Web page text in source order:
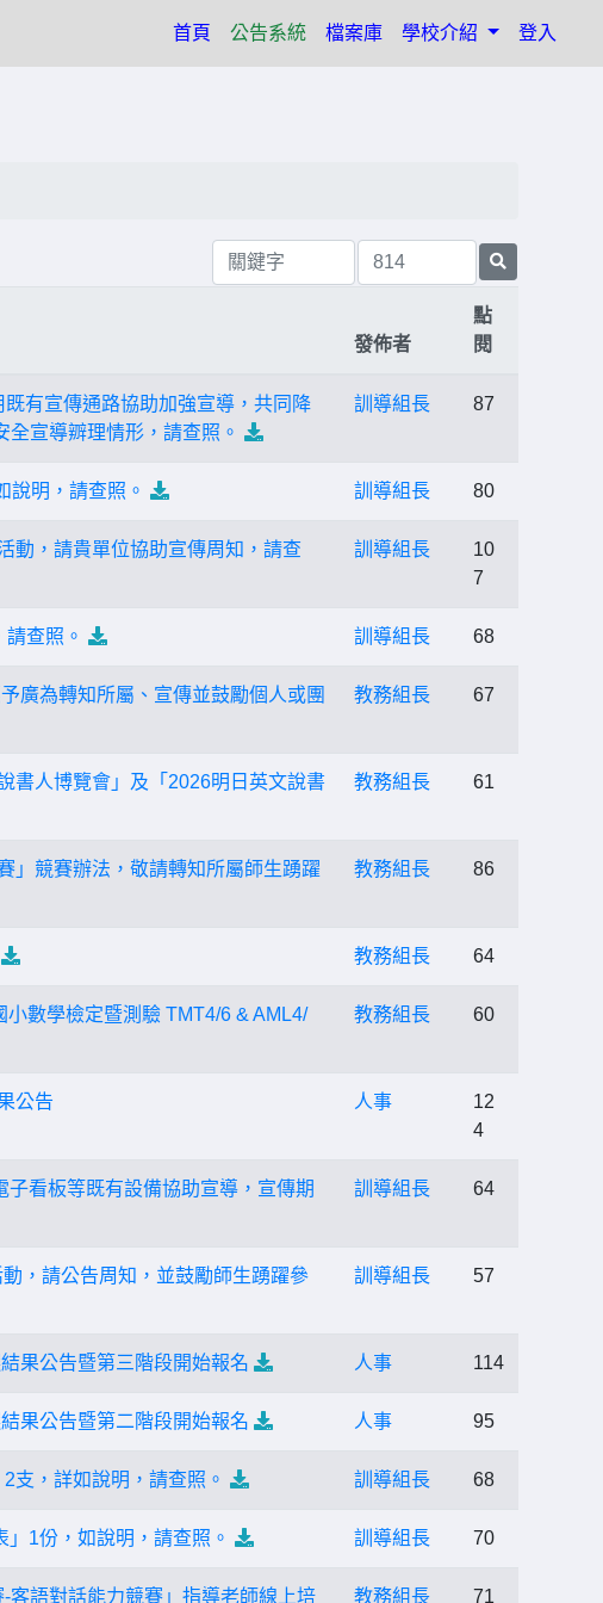
首頁 (current)
公告系統 檔案庫 學校介紹 登入
發佈者
點
閱
有宣傳通路協助加強宣導，共同降
宣導辧理情形，請查照。
訓導組長 87
說明，請查照。 訓導組長 80
動，請貴單位協助宣傳周知，請查
訓導組長
10
7
查照。 訓導組長 68
廣為轉知所屬、宣傳並鼓勵個人或團
教務組長 67
書人博覽會」及「2026明日英文說書
教務組長 61
」競賽辦法，敬請轉知所屬師生踴躍
教務組長 86
教務組長 64
數學檢定暨測驗 TMT4/6 & AML4/
教務組長 60
公告 人事
12
4
看板等既有設備協助宣導，宣傳期
訓導組長 64
，請公告周知，並鼓勵師生踴躍參
訓導組長 57
果公告暨第三階段開始報名 人事 114
果公告暨第二階段開始報名 人事 95
支，詳如說明，請查照。 訓導組長 68
1份，如說明，請查照。 訓導組長 70
客語對話能力競賽」指導老師線上培 教務組長 71